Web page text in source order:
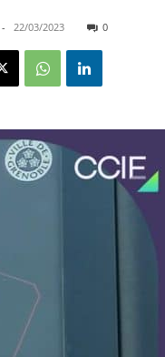
- 22/03/2023 0